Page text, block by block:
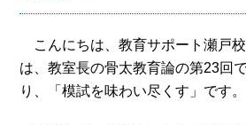
こんにちは、教育サポート瀬戸
は、教室長の骨太教育論の第23回
り、「模試を味わい尽くす 」です。